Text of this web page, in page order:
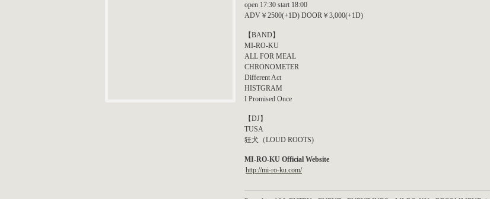
open 17:30 start 18:00
ADV￥2500(+1D) DOOR￥3,000(+1D)
【BAND】
MI-RO-KU
ALL FOR MEAL
CHRONOMETER
Different Act
HISTGRAM
I Promised Once
【DJ】
TUSA
狂犬（LOUD ROOTS)
MI-RO-KU Official Website
http://mi-ro-ku.com/